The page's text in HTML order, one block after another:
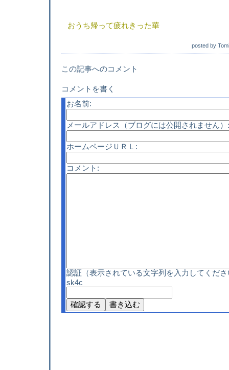
おうち帰って疲れきった華
posted by Tomi
この記事へのコメント
コメントを書く
お名前:
メールアドレス（ブログには公開されません）:
ホームページＵＲＬ:
コメント:
認証（表示されている文字列を入力してくだ
sk4c